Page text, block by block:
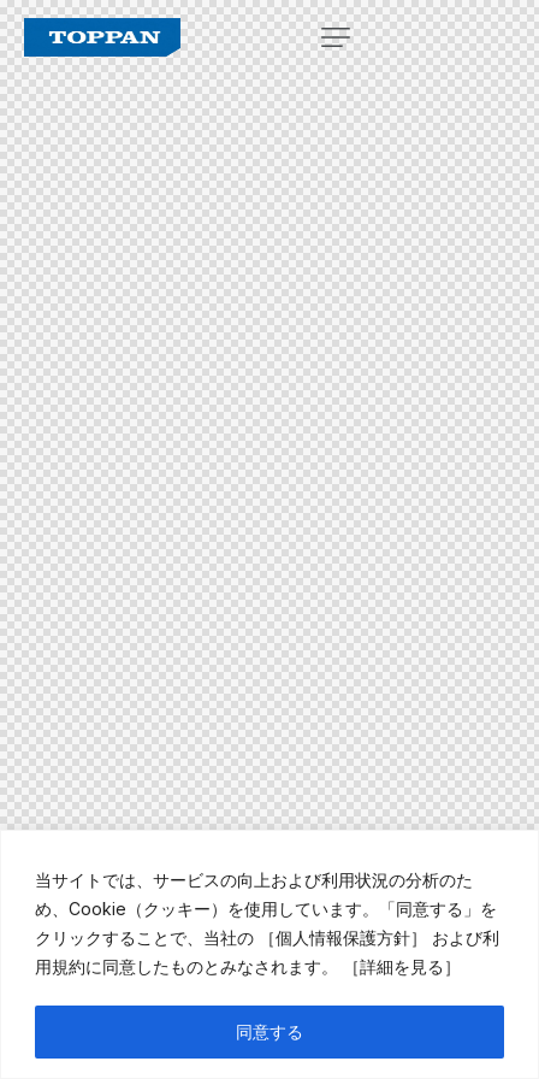
当サイトでは、サービスの向上および利用状況の分析のた
め、Cookie（クッキー）を使用しています。「同意する」を
クリックすることで、当社の
［個人情報保護方針］
および利
用規約に同意したものとみなされます。
［詳細を見る］
同意する